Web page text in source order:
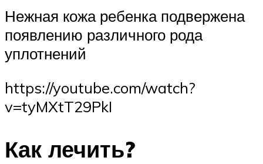
Нежная кожа ребенка подвержена
появлению различного рода
уплотнений
https://youtube.com/watch?
v=tyMXtT29PkI
Как лечить?